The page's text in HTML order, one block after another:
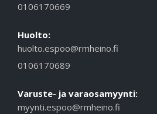
0106170669
Huolto:
huolto.espoo@rmheino.fi
0106170689
Varuste- ja varaosamyynti:
myynti.espoo@rmheino.fi